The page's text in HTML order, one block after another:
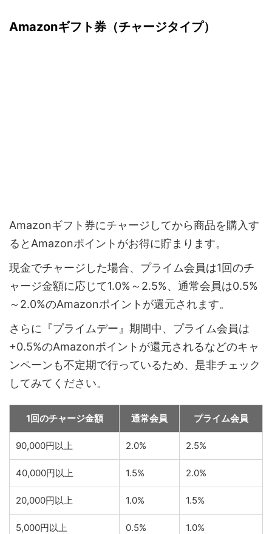
Amazonギフト券（チャージタイプ）
Amazonギフト券にチャージしてから商品を購入す
るとAmazonポイントがお得に貯まります。
現金でチャージした場合、プライム会員は1回のチ
ャージ金額に応じて1.0%～2.5%、通常会員は0.5%
～2.0%のAmazonポイントが還元されます。
さらに『プライムデー』期間中、プライム会員は
+0.5%のAmazonポイントが還元されるなどのキャ
ンペーンも不定期で行っているため、是非チェック
してみてください。
1回のチャージ金額 通常会員 プライム会員
90,000円以上 2.0% 2.5%
40,000円以上 1.5% 2.0%
20,000円以上 1.0% 1.5%
5,000円以上 0.5% 1.0%